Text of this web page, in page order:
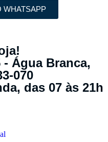
WHATSAPP
Água Branca,
070
das 07 às 21h